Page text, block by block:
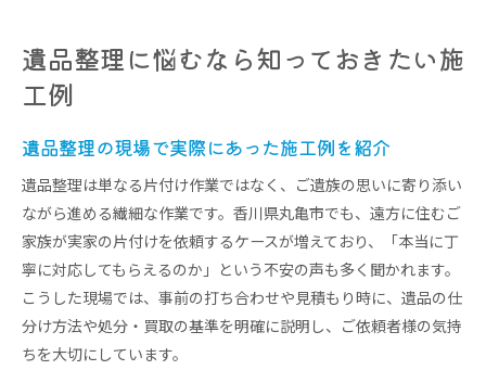
遺品整理に悩むなら知っておきたい施
工例
遺品整理の現場で実際にあった施工例を紹介
遺品整理は単なる片付け作業ではなく、ご遺族の思いに寄り添い
ながら進める繊細な作業です。香川県丸亀市でも、遠方に住むご
家族が実家の片付けを依頼するケースが増えており、「本当に丁
寧に対応してもらえるのか」という不安の声も多く聞かれます。
こうした現場では、事前の打ち合わせや見積もり時に、遺品の仕
分け方法や処分・買取の基準を明確に説明し、ご依頼者様の気持
ちを大切にしています。